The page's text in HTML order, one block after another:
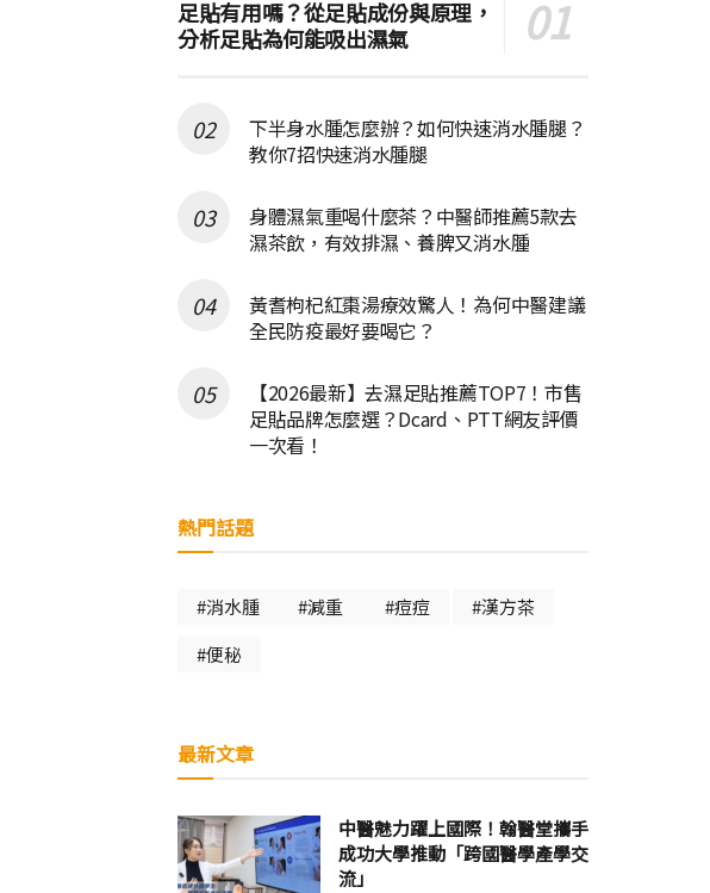
足貼有用嗎？從足貼成份與原理，
分析足貼為何能吸出濕氣
下半身水腫怎麼辦？如何快速消水腫腿？
教你7招快速消水腫腿
身體濕氣重喝什麼茶？中醫師推薦5款去
濕茶飲，有效排濕、養脾又消水腫
黃耆枸杞紅棗湯療效驚人！為何中醫建議
全民防疫最好要喝它？
【2026最新】去濕足貼推薦TOP7！市售
足貼品牌怎麼選？Dcard、PTT網友評價
一次看！
熱門話題
#消水腫 #減重 #痘痘
#漢方茶
#便秘
最新文章
中醫魅力躍上國際！翰醫堂攜手
成功大學推動「跨國醫學產學交
流」